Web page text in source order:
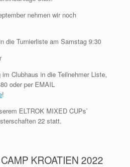
nehmen wir noch
die Turnierliste am Samstag 9:30
Clubhaus in die Teilnehmer Liste,
oder per EMAIL
!
ELTROK MIXED CUPs`
22 statt.
KROATIEN 2022